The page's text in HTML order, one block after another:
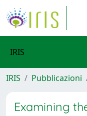
IRIS
IRIS Pubblicazioni
Examining